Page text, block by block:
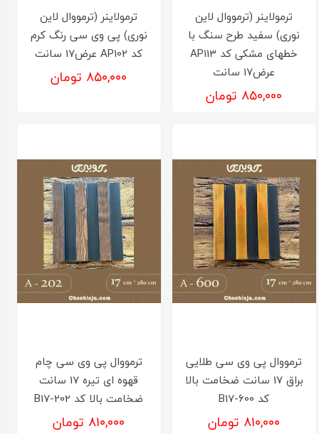
ترمولاینر (ترمووال لاین
نوری) سفید طرح سنگ با
خطهای مشکی کد AP113
عرض17 سانت
۸۵۰,۰۰۰ تومان
ترمولاینر (ترمووال لاین
نوری) پی وی سی رنگ کرم
کد AP102 عرض17 سانت
۸۵۰,۰۰۰ تومان
ترمووال پی وی سی طلایی
براق 17 سانت ضخامت بالا
کد B17-600
۸۱۰,۰۰۰ تومان
ترمووال پی وی سی چام
قهوه ای تیره 17 سانت
ضخامت بالا کد B17-202
۸۱۰,۰۰۰ تومان